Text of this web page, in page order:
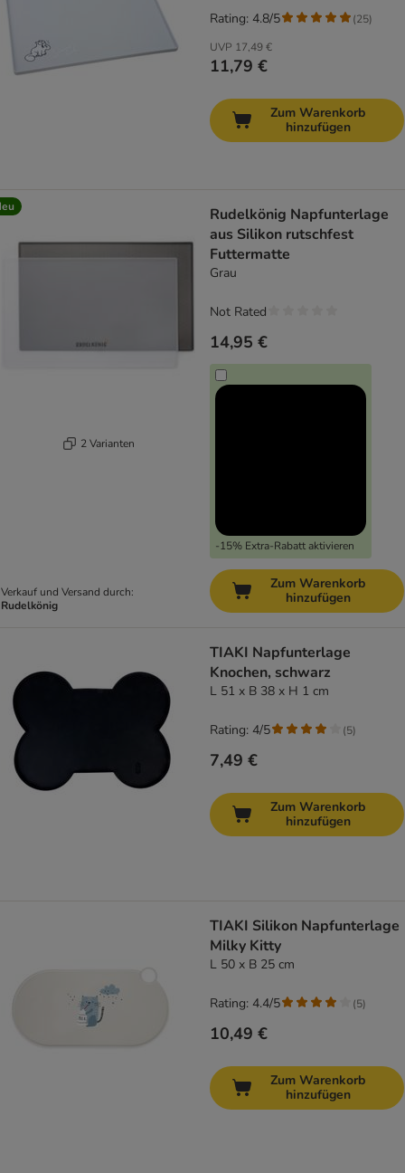
UVP 17,49 €
11,79 €
Rating: 4.8/5 (25)
Zum Warenkorb
hinzufügen
2 Varianten
Verkauf und Versand durch:
Rudelkönig
Rudelkönig Napfunterlage
aus Silikon rutschfest
Futtermatte
Grau
14,95 €
-15% Extra-Rabatt aktivieren
Not Rated
Zum Warenkorb
hinzufügen
TIAKI Napfunterlage
Knochen, schwarz
L 51 x B 38 x H 1 cm
7,49 €
Rating: 4/5 (5)
Zum Warenkorb
hinzufügen
TIAKI Silikon Napfunterlage
Milky Kitty
L 50 x B 25 cm
10,49 €
Rating: 4.4/5 (5)
Zum Warenkorb
hinzufügen